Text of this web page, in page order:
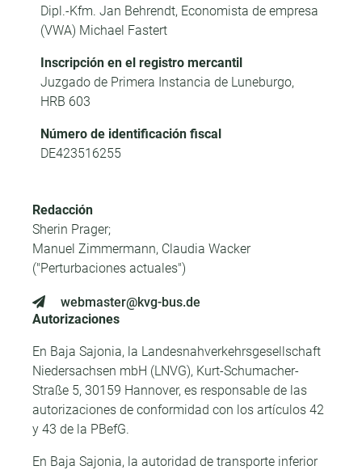
Dipl.-Kfm. Jan Behrendt, Economista de empresa
(VWA) Michael Fastert
Inscripción en el registro mercantil
Juzgado de Primera Instancia de Luneburgo,
HRB 603
Número de identificación fiscal
DE423516255
Redacción
Sherin Prager;
Manuel Zimmermann, Claudia Wacker
("Perturbaciones actuales")
webmaster@kvg-bus.de
Autorizaciones
En Baja Sajonia, la Landesnahverkehrsgesellschaft
Niedersachsen mbH (LNVG), Kurt-Schumacher-
Straße 5, 30159 Hannover, es responsable de las
autorizaciones de conformidad con los artículos 42
y 43 de la PBefG.
En Baja Sajonia, la autoridad de transporte inferior